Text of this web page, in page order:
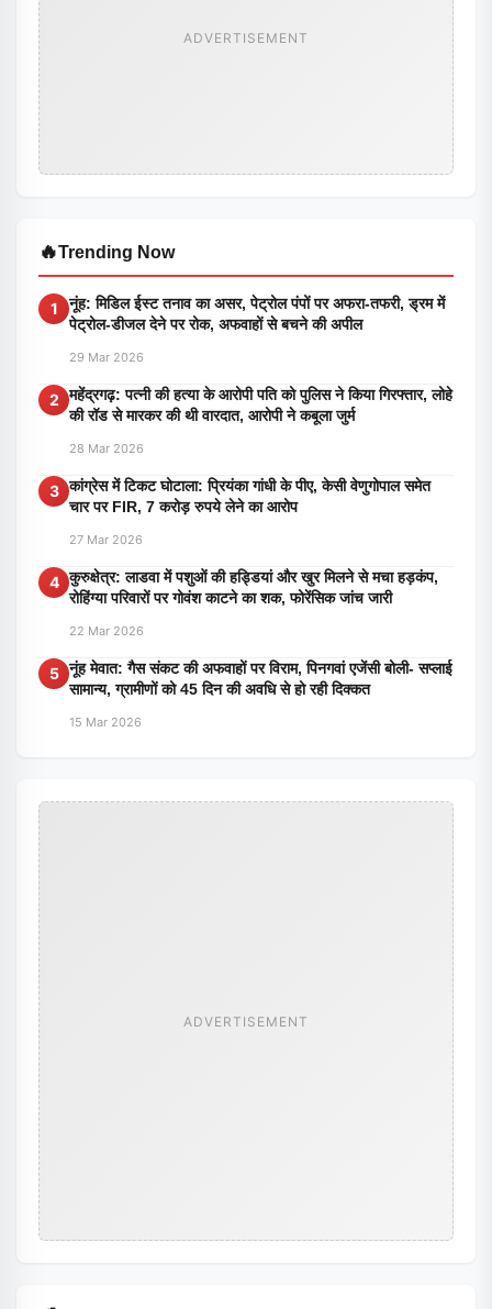
ADVERTISEMENT
🔥Trending Now
1
नूंह: मिडिल ईस्ट तनाव का असर, पेट्रोल पंपों पर अफरा-तफरी, ड्रम में
पेट्रोल-डीजल देने पर रोक, अफवाहों से बचने की अपील
29 Mar 2026
2
महेंद्रगढ़: पत्नी की हत्या के आरोपी पति को पुलिस ने किया गिरफ्तार, लोहे
की रॉड से मारकर की थी वारदात, आरोपी ने कबूला जुर्म
28 Mar 2026
3 कांग्रेस में टिकट घोटाला: प्रियंका गांधी के पीए, केसी वेणुगोपाल समेत
चार पर FIR, 7 करोड़ रुपये लेने का आरोप
27 Mar 2026
4 कुरुक्षेत्र: लाडवा में पशुओं की हड्डियां और खुर मिलने से मचा हड़कंप,
रोहिंग्या परिवारों पर गोवंश काटने का शक, फोरेंसिक जांच जारी
22 Mar 2026
5 नूंह मेवात: गैस संकट की अफवाहों पर विराम, पिनगवां एजेंसी बोली- सप्लाई
सामान्य, ग्रामीणों को 45 दिन की अवधि से हो रही दिक्कत
15 Mar 2026
ADVERTISEMENT